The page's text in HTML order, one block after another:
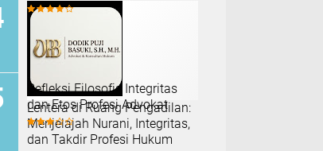
​Lentera di Ruang Pengadilan:
Menjelajah Nurani, Integritas,
dan Takdir Profesi Hukum
Refleksi Filosofis Integritas
dan Etos Profesi Advokat